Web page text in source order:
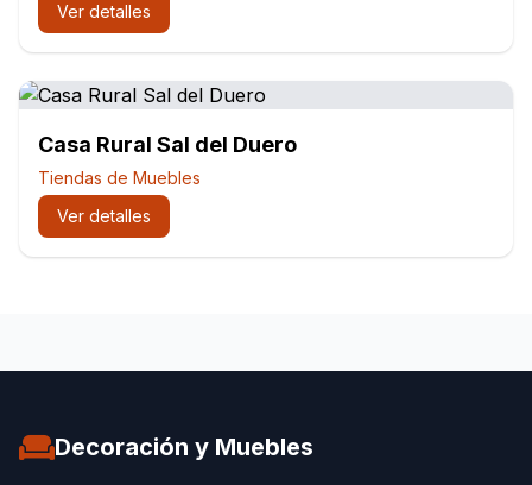
Ver detalles
Casa Rural Sal del Duero
Tiendas de Muebles
Ver detalles
Decoración y Muebles